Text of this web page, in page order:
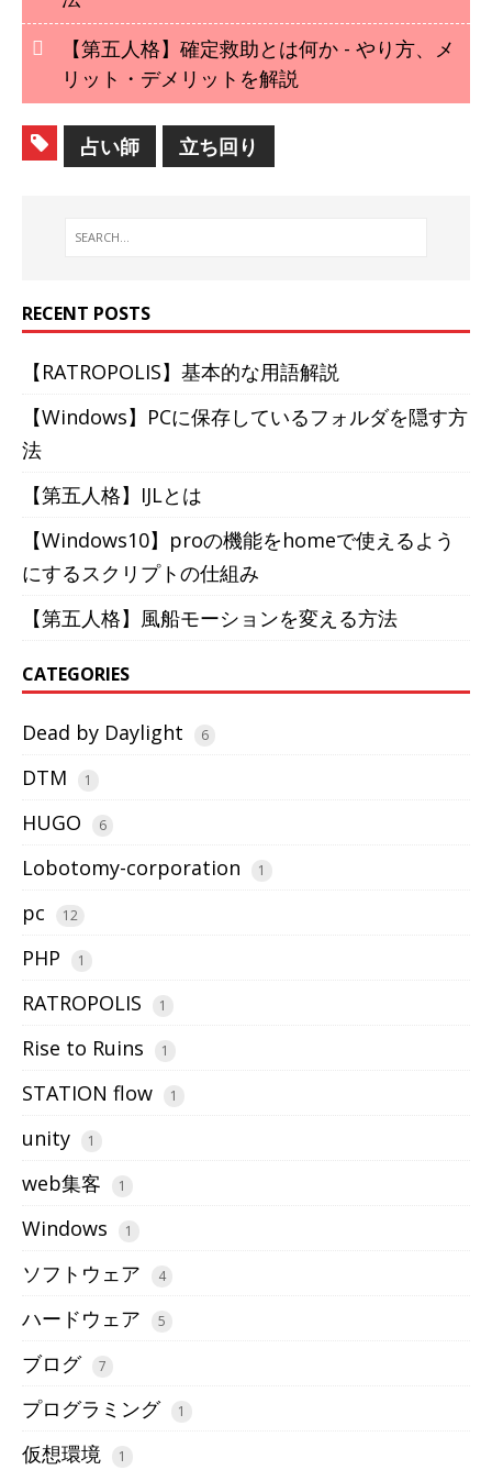
【第五人格】確定救助とは何か - やり方、メ
リット・デメリットを解説
占い師 立ち回り
RECENT POSTS
【RATROPOLIS】基本的な用語解説
【Windows】PCに保存しているフォルダを隠す方
法
【第五人格】IJLとは
【Windows10】proの機能をhomeで使えるよう
にするスクリプトの仕組み
【第五人格】風船モーションを変える方法
CATEGORIES
Dead by Daylight 6
DTM 1
HUGO 6
Lobotomy-corporation 1
pc 12
PHP 1
RATROPOLIS 1
Rise to Ruins 1
STATION flow 1
unity 1
web集客 1
Windows 1
ソフトウェア 4
ハードウェア 5
ブログ 7
プログラミング 1
仮想環境 1